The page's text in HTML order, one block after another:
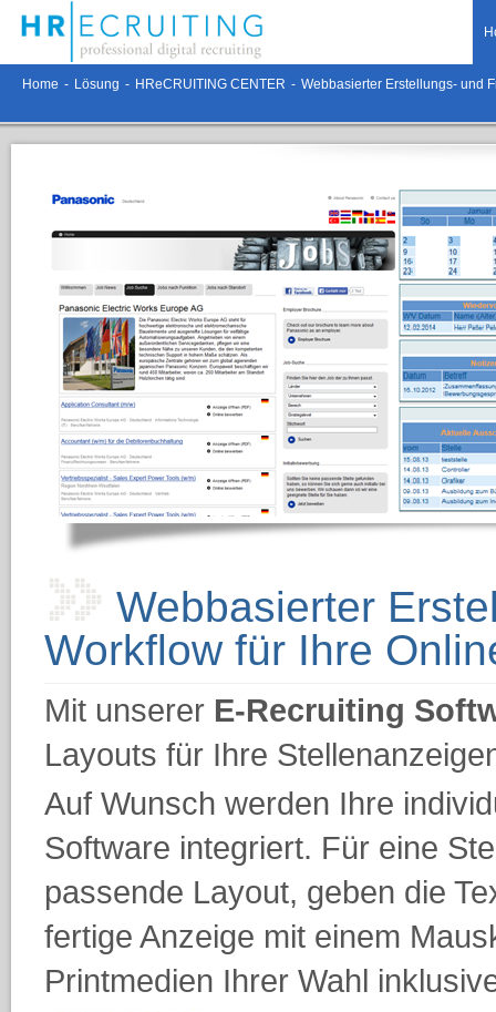
Home - Lösung - HReCRUITING CENTER - Webbasierter Erstellungs- und
Webbasierter
Workflow für Ihre
Mit unserer E-Recruiting
Layouts für Ihre
Auf Wunsch werden Ihre
Software integriert. Für eine
passende Layout, geben die
fertige Anzeige mit einem
Printmedien Ihrer Wahl